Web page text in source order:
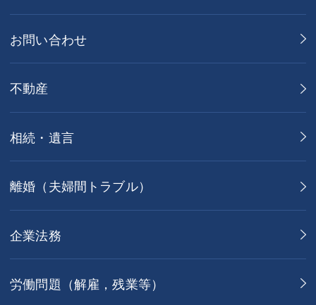
お問い合わせ
不動産
相続・遺言
離婚（夫婦間トラブル）
企業法務
労働問題（解雇，残業等）